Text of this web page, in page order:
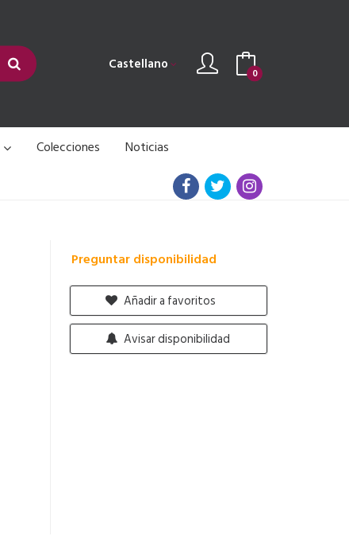
Castellano 0
Colecciones Noticias
Preguntar disponibilidad
Añadir a favoritos
Avisar disponibilidad